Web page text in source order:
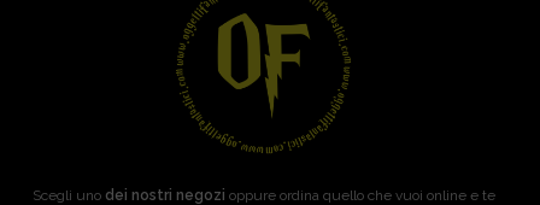
Scegli uno dei nostri negozi oppure ordina quello che vuoi online e te